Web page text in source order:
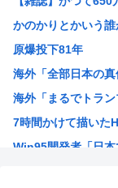
女さん ｢アイドル
【速報】ワイの近
【悲報】NHK職員
【朗報】米、
【朗報】マツダ、
【画像】風俗に行
かのかりとかいう
原爆投下81年
海外「全部日本の
海外「まるでトラ
7時間かけて描いた
Win95開発者「日本